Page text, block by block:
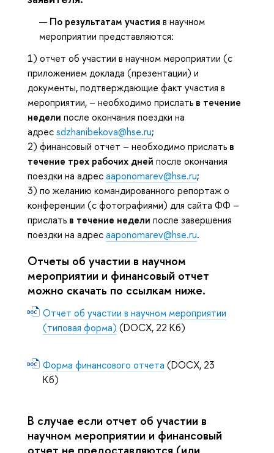
По результатам участия в научном
мероприятии представляются:
1) отчет об участии в научном мероприятии (с
приложением доклада (презентации) и
документы, подтверждающие факт участия в
мероприятии, – необходимо прислать в течение
недели после окончания поездки на
адресsdzhanibekova@hse.ru;
2) финансовый отчет – необходимо прислать в
течение трех рабочих дней после окончания
поездки на адресaaponomarev@hse.ru;
3) по желанию командированного репортаж о
конференции (с фотографиями) для сайта ФФ –
прислать в течение недели после завершения
поездки на адресaaponomarev@hse.ru.
Отчеты об участии в научном
мероприятии и финансовый отчет
можно скачать по ссылкам ниже.
Отчет об участии в научном мероприятии
(типовая форма) (DOCX, 22 Кб)
Форма финансового отчета (DOCX, 23
Кб)
В случае если отчет об участии в
научном мероприятии и финансовый
отчет не предоставляются (или